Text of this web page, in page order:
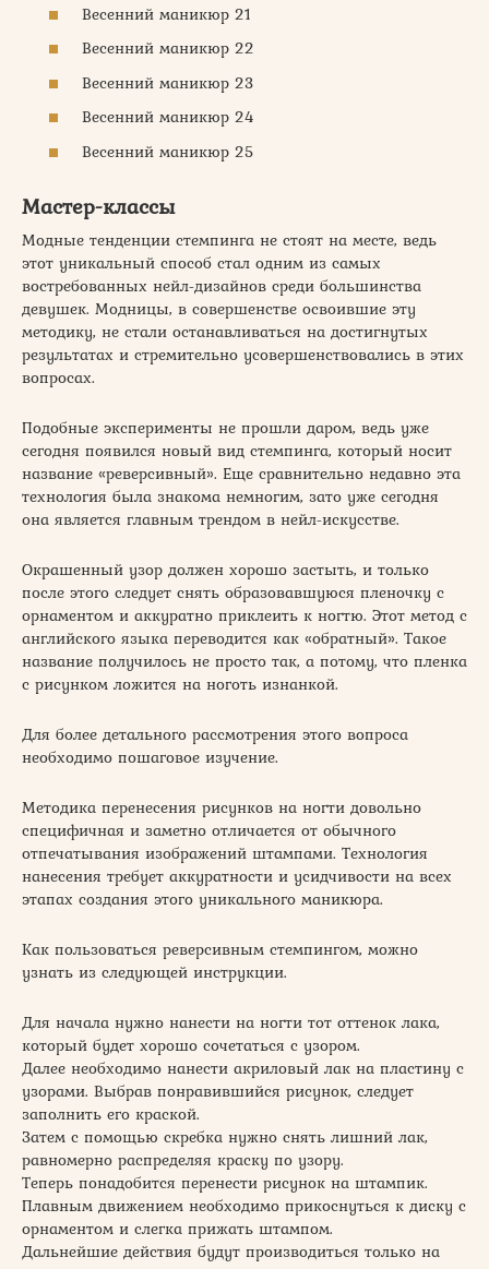
Весенний маникюр 21
Весенний маникюр 22
Весенний маникюр 23
Весенний маникюр 24
Весенний маникюр 25
Мастер-классы
Модные тенденции стемпинга не стоят на месте, ведь
этот уникальный способ стал одним из самых
востребованных нейл-дизайнов среди большинства
девушек. Модницы, в совершенстве освоившие эту
методику, не стали останавливаться на достигнутых
результатах и стремительно усовершенствовались в этих
вопросах.
Подобные эксперименты не прошли даром, ведь уже
сегодня появился новый вид стемпинга, который носит
название «реверсивный». Еще сравнительно недавно эта
технология была знакома немногим, зато уже сегодня
она является главным трендом в нейл-искусстве.
Окрашенный узор должен хорошо застыть, и только
после этого следует снять образовавшуюся пленочку с
орнаментом и аккуратно приклеить к ногтю. Этот метод с
английского языка переводится как «обратный». Такое
название получилось не просто так, а потому, что пленка
с рисунком ложится на ноготь изнанкой.
Для более детального рассмотрения этого вопроса
необходимо пошаговое изучение.
Методика перенесения рисунков на ногти довольно
специфичная и заметно отличается от обычного
отпечатывания изображений штампами. Технология
нанесения требует аккуратности и усидчивости на всех
этапах создания этого уникального маникюра.
Как пользоваться реверсивным стемпингом, можно
узнать из следующей инструкции.
Для начала нужно нанести на ногти тот оттенок лака,
который будет хорошо сочетаться с узором.
Далее необходимо нанести акриловый лак на пластину с
узорами. Выбрав понравившийся рисунок, следует
заполнить его краской.
Затем с помощью скребка нужно снять лишний лак,
равномерно распределяя краску по узору.
Теперь понадобится перенести рисунок на штампик.
Плавным движением необходимо прикоснуться к диску с
орнаментом и слегка прижать штампом.
Дальнейшие действия будут производиться только на